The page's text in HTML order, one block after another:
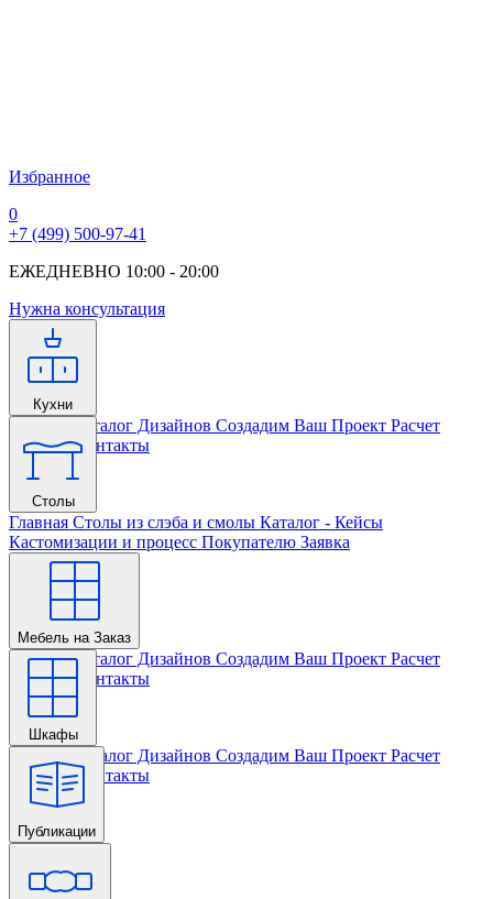
Избранное
0
+7 (499) 500-97-41
ЕЖЕДНЕВНО 10:00 - 20:00
Нужна консультация
Кухни
Главная Каталог Дизайнов Создадим Ваш Проект Расчет
Проекта Контакты
Столы
Главная Столы из слэба и смолы Каталог - Кейсы
Кастомизации и процесс Покупателю Заявка
Мебель на Заказ
Главная Каталог Дизайнов Создадим Ваш Проект Расчет
Проекта
Контакты
Шкафы
Главная Каталог Дизайнов Создадим Ваш Проект Расчет
Проекта Контакты
Публикации
Главная